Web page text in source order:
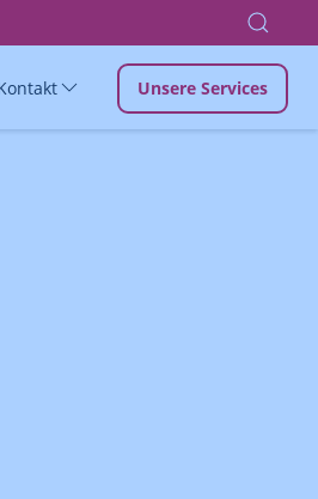
Unsere Services